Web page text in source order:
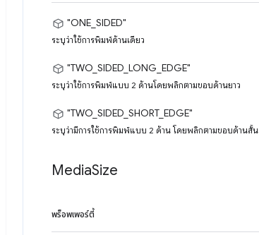
"ONE_SIDED"
ระบุว่าใช้การพิมพ์ด้านเดียว
"TWO_SIDED_LONG_EDGE"
ระบุว่าใช้การพิมพ์แบบ 2 ด้านโดยพลิกตามขอบด้านยาว
"TWO_SIDED_SHORT_EDGE"
ระบุว่ามีการใช้การพิมพ์แบบ 2 ด้าน โดยพลิกตามขอบด้านสั้น
MediaSize
พร็อพเพอร์ตี้